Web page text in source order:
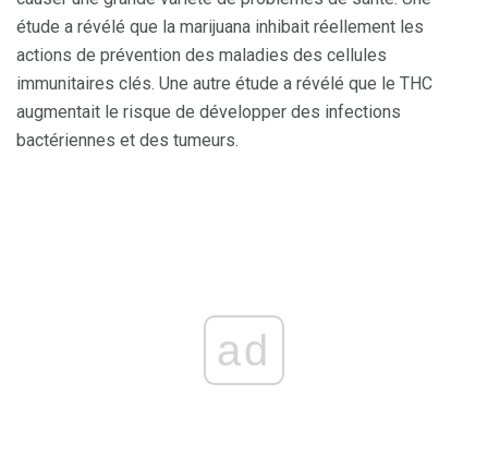
étude a révélé que la marijuana inhibait réellement les
actions de prévention des maladies des cellules
immunitaires clés. Une autre étude a révélé que le THC
augmentait le risque de développer des infections
bactériennes et des tumeurs.
ad